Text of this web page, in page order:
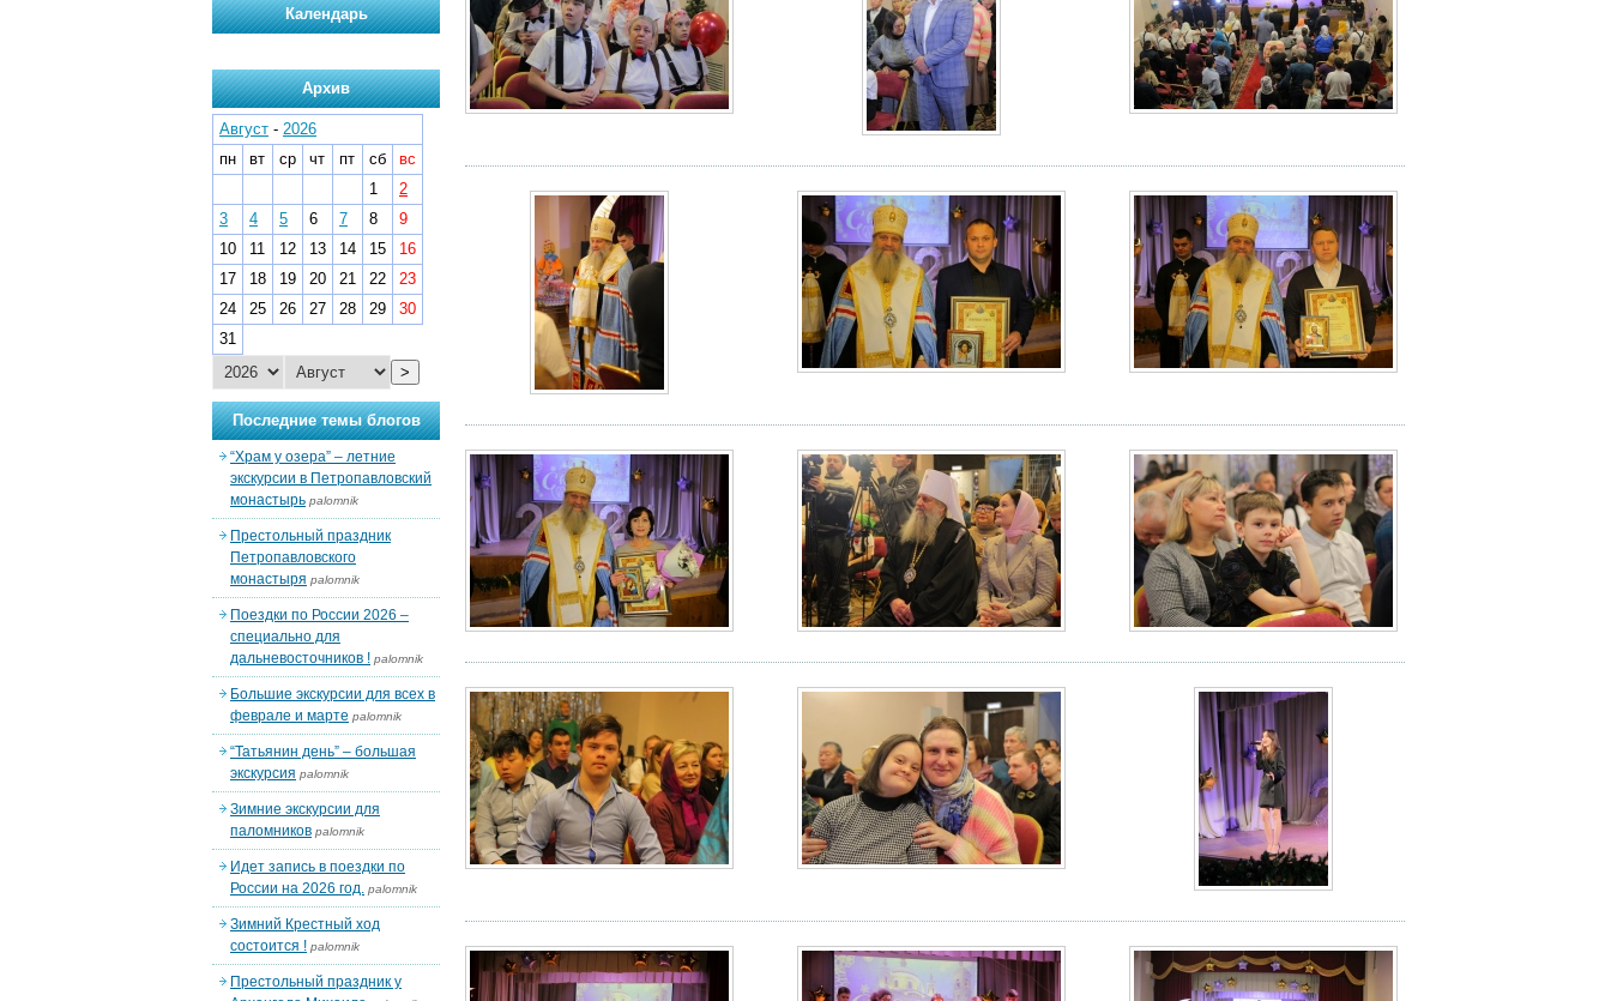
Календарь
Архив
Август - 2026
пн
вт ср чт пт сб
вс
1
2
3
4 5 6 7 8
9
10
11 12 13 14 15
16
17
18 19 20 21 22
23
24
25 26 27 28 29
30
31
>
Последние темы блогов
“Храм у озера” – летние
экскурсии в Петропавловский
монастырь palomnik
Престольный праздник
Петропавловского
монастыря palomnik
Поездки по России 2026 –
специально для
дальневосточников ! palomnik
Большие экскурсии для всех в
феврале и марте palomnik
“Татьянин день” – большая
экскурсия palomnik
Зимние экскурсии для
паломников palomnik
Идет запись в поездки по
России на 2026 год. palomnik
Зимний Крестный ход
состоится ! palomnik
Престольный праздник у